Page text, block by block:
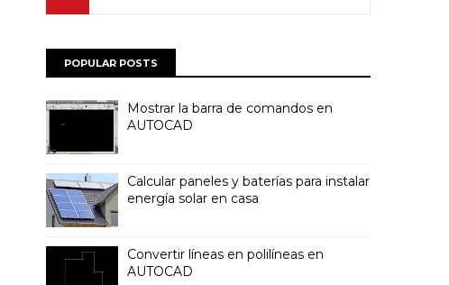
POPULAR POSTS
Mostrar la barra de comandos en
AUTOCAD
Calcular paneles y baterías para instalar
energía solar en casa
Convertir líneas en polilíneas en
AUTOCAD